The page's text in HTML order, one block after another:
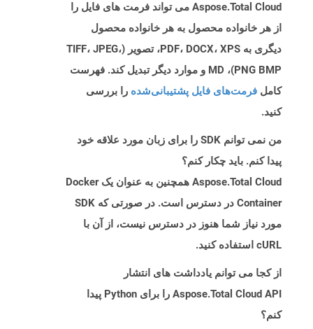
Aspose.Total Cloud می تواند فرمت های فایل را
از هر خانواده محصول به هر خانواده محصول
دیگری به PDF، DOCX، XPS، تصویر (TIFF، JPEG،
PNG BMP)، MD و موارد دیگر تبدیل کند. فهرست
کامل فرمت‌های فایل پشتیبانی‌شده را بررسی
کنید.
من نمی توانم SDK را برای زبان مورد علاقه خود
پیدا کنم. باید چکار کنم؟
Aspose.Total Cloud همچنین به عنوان یک Docker
Container در دسترس است. در صورتی که SDK
مورد نیاز شما هنوز در دسترس نیست، از آن با
cURL استفاده کنید.
از کجا می توانم یادداشت های انتشار
Aspose.Total Cloud API را برای Python پیدا
کنم؟